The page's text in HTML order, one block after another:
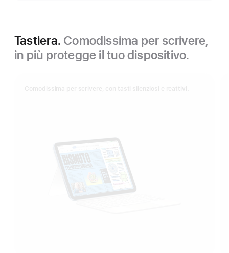
Tastiera. Comodissima per scrivere,
in più protegge il tuo dispositivo.